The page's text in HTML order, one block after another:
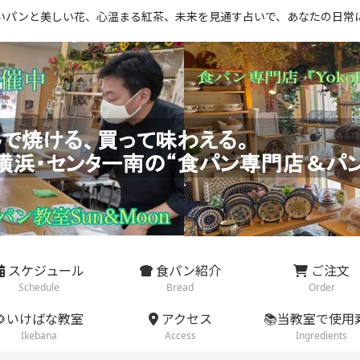
パンと美しい花、心温まる紅茶、未来を見通す占いで、あなたの日常
スケジュール
Schedule
食パン紹介
Bread
ご注文
Order
いけばな教室
Ikebana
アクセス
Access
📚当教室で使用
Ingredients